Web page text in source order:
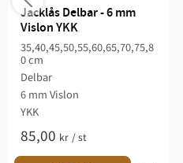
Jacklås Delbar - 6 mm
Vislon YKK
35,40,45,50,55,60,65,70,75,8
0 cm
Delbar
6 mm Vislon
YKK
85,00 kr /st